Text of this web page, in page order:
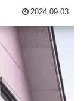
2024.09.03